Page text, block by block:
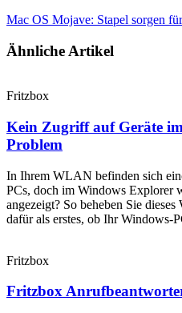
Mac OS Mojave: Stapel sorgen
Ähnliche Artikel
Fritzbox
Kein Zugriff auf Geräte
Problem
In Ihrem WLAN befinden sich
PCs, doch im Windows Explorer
angezeigt? So beheben Sie
dafür als erstes, ob Ihr Windows-
Fritzbox
Fritzbox